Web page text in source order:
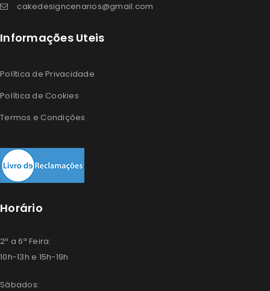
cakedesigncenarios@gmail.com
Informações Uteis
Política de Privacidade
Política de Cookies
Termos e Condições
Horário
2ª a 6ª Feira:
10h-13h e 15h-19h
Sábados: